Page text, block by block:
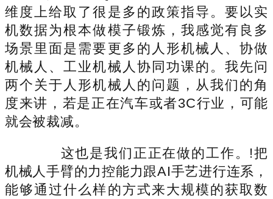
维度上给取了很是多的政策指导。要以实
机数据为根本做模子锻炼，我感觉有良多
场景里面是需要更多的人形机械人、协做
机械人、工业机械人协同功课的。我先问
两个关于人形机械人的问题，从我们的角
度来讲，若是正在汽车或者3C行业，可能
就会被裁减。
这也是我们正正在做的工作。!把
机械人手臂的力控能力跟AI手艺进行连系，
能够通过什么样的方式来大规模的获取数